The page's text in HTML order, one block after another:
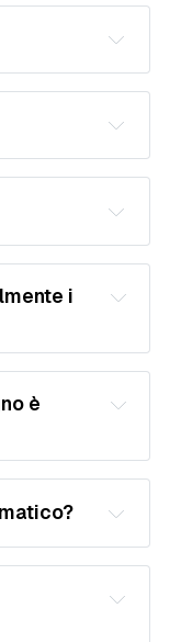
oppure 10 €
50 €
di
editoriale
più
alla
e notizie che
i
è